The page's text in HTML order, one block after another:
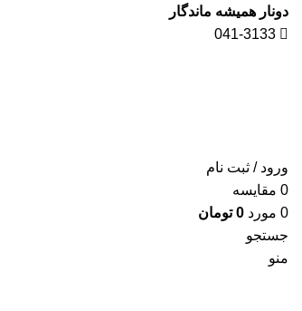
دونار همیشه ماندگار
041-3133
ورود / ثبت نام
0 مقايسه
0 مورد 0 تومان
جستجو
منو